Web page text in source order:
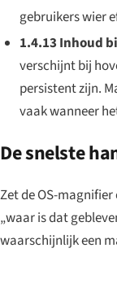
gebruikers wier
1.4.13 Inhoud
verschijnt bij
persistent zijn.
vaak wanneer
De snelste
Zet de OS-
„waar is dat
waarschijnlijk een